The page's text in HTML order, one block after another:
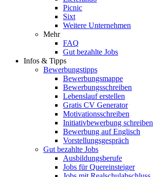
Picnic
Sixt
Weitere Unternehmen
Mehr
FAQ
Gut bezahlte Jobs
Infos & Tipps
Bewerbungstipps
Bewerbungsmappe
Bewerbungsschreiben
Lebenslauf erstellen
Gratis CV Generator
Motivationsschreiben
Initiativbewerbung schreiben
Bewerbung auf Englisch
Vorstellungsgespräch
Gut bezahlte Jobs
Ausbildungsberufe
Jobs für Quereinsteiger